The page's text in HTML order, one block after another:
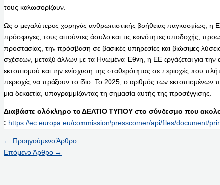
τους καλωσορίζουν.
Ως ο μεγαλύτερος χορηγός ανθρωπιστικής βοήθειας παγκοσμίως, η
πρόσφυγες, τους αιτούντες άσυλο και τις κοινότητες υποδοχής,
προστασίας, την πρόσβαση σε βασικές υπηρεσίες και βιώσιμες
σχέσεων, μεταξύ άλλων με τα Ηνωμένα Έθνη, η ΕΕ εργάζεται για την
εκτοπισμού και την ενίσχυση της σταθερότητας σε περιοχές που
περιοχές να πράξουν το ίδιο. Το 2025, ο αριθμός των
μια δεκαετία, υπογραμμίζοντας τη σημασία αυτής της προσέγγισης.
Διαβάστε ολόκληρο το ΔΕΛΤΙΟ ΤΥΠΟΥ στο σύνδεσμο που
: https://ec.europa.eu/commission/presscorner/api/files/document/
← Προηγούμενο Άρθρο
Επόμενο Άρθρο →